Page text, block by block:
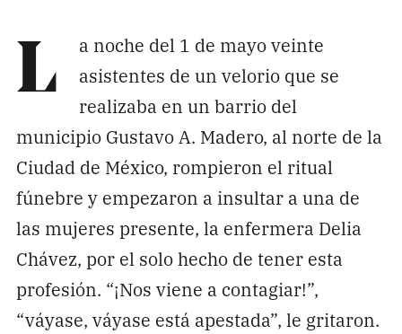
L
a noche del 1 de mayo veinte
asistentes de un velorio que se
realizaba en un barrio del
municipio Gustavo A. Madero, al norte de la
Ciudad de México, rompieron el ritual
fúnebre y empezaron a insultar a una de
las mujeres presente, la enfermera Delia
Chávez, por el solo hecho de tener esta
profesión. “¡Nos viene a contagiar!”,
“váyase, váyase está apestada”, le gritaron.